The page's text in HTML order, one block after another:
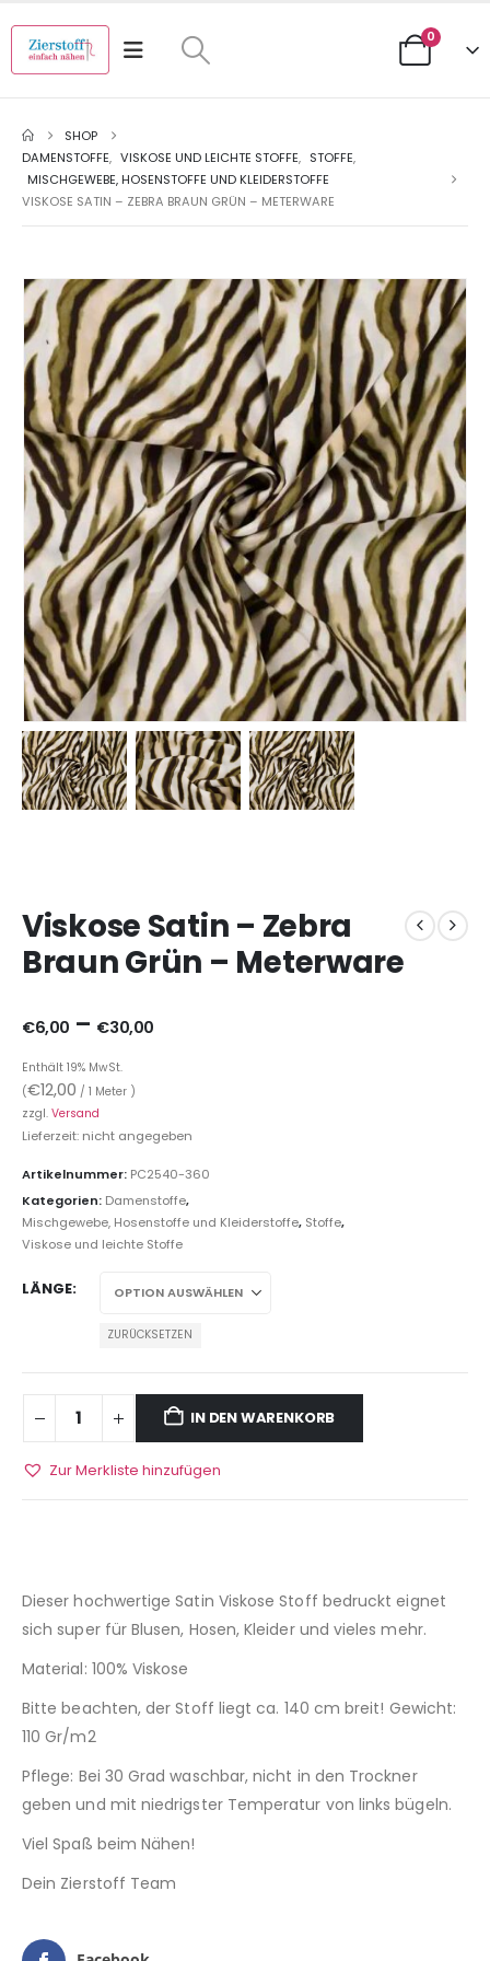
0
SHOP
DAMENSTOFFE, VISKOSE UND LEICHTE STOFFE, STOFFE,
MISCHGEWEBE, HOSENSTOFFE UND KLEIDERSTOFFE
VISKOSE SATIN – ZEBRA BRAUN GRÜN – METERWARE
Viskose Satin – Zebra
Braun Grün – Meterware
€6,00 – €30,00
Enthält 19% MwSt.
(€12,00 / 1 Meter )
zzgl. Versand
Lieferzeit: nicht angegeben
Artikelnummer: PC2540-360
Kategorien: Damenstoffe,
Mischgewebe, Hosenstoffe und Kleiderstoffe, Stoffe,
Viskose und leichte Stoffe
LÄNGE
ZURÜCKSETZEN
IN DEN WARENKORB
Zur Merkliste hinzufügen
Dieser hochwertige Satin Viskose Stoff bedruckt eignet
sich super für Blusen, Hosen, Kleider und vieles mehr.
Material: 100% Viskose
Bitte beachten, der Stoff liegt ca. 140 cm breit! Gewicht:
110 Gr/m2
Pflege: Bei 30 Grad waschbar, nicht in den Trockner
geben und mit niedrigster Temperatur von links bügeln.
Viel Spaß beim Nähen!
Dein Zierstoff Team